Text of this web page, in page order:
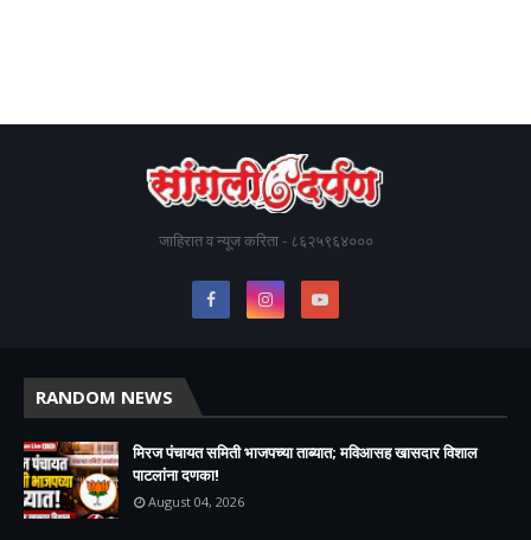
जाहिरात व न्यूज करिता - ८६२५९६४०००
RANDOM NEWS
मिरज पंचायत समिती भाजपच्या ताब्यात; मविआसह खासदार विशाल
पाटलांना दणका!
August 04, 2026